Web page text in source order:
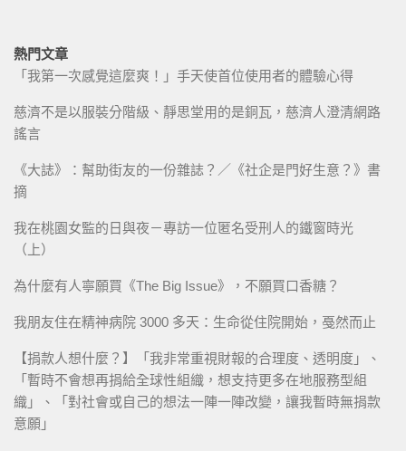
熱門文章
「我第一次感覺這麼爽！」手天使首位使用者的體驗心得
慈濟不是以服裝分階級、靜思堂用的是銅瓦，慈濟人澄清網路
謠言
《大誌》：幫助街友的一份雜誌？／《社企是門好生意？》書
摘
我在桃園女監的日與夜－專訪一位匿名受刑人的鐵窗時光
（上）
為什麼有人寧願買《The Big Issue》，不願買口香糖？
我朋友住在精神病院 3000 多天：生命從住院開始，戞然而止
【捐款人想什麼？】「我非常重視財報的合理度、透明度」、
「暫時不會想再捐給全球性組織，想支持更多在地服務型組
織」、「對社會或自己的想法一陣一陣改變，讓我暫時無捐款
意願」